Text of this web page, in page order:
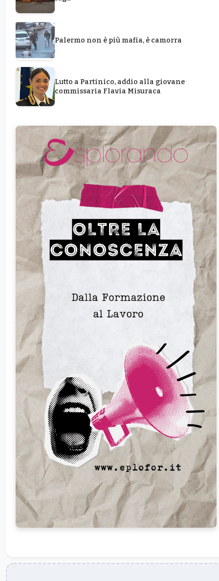
Palermo non è più mafia, è camorra
Lutto a Partinico, addio alla giovane
commissaria Flavia Misuraca